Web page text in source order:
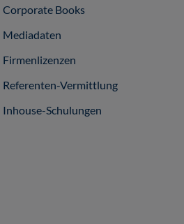
Corporate Books
Mediadaten
Firmenlizenzen
Referenten-Vermittlung
Inhouse-Schulungen